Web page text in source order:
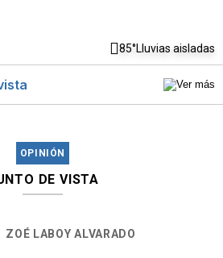
85°Lluvias aisladas
OPINIÓN
DE VISTA
ZOÉ LABOY ALVARADO